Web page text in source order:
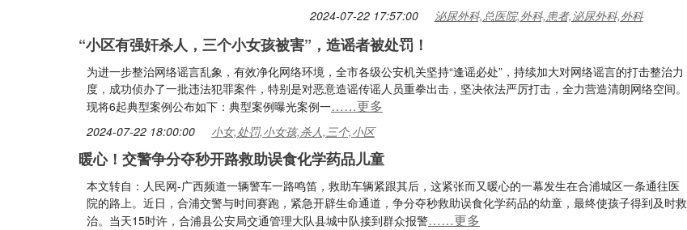
2024-07-22 17:57:00 泌尿外科,总医院,外科,患者,泌尿外科,外科
“小区有强奸杀人，三个小女孩被害”，造谣者被处罚！
为进一步整治网络谣言乱象，有效净化网络环境，全市各级公安机关坚持“逢谣必处”，持续加大对网络谣言的打击整治力
度，成功侦办了一批违法犯罪案件，特别是对恶意造谣传谣人员重拳出击，坚决依法严厉打击，全力营造清朗网络空间。
现将6起典型案例公布如下：典型案例曝光案例一……更多
2024-07-22 18:00:00 小女,处罚,小女孩,杀人,三个,小区
暖心！交警争分夺秒开路救助误食化学药品儿童
本文转自：人民网-广西频道一辆警车一路鸣笛，救助车辆紧跟其后，这紧张而又暖心的一幕发生在合浦城区一条通往医
院的路上。近日，合浦交警与时间赛跑，紧急开辟生命通道，争分夺秒救助误食化学药品的幼童，最终使孩子得到及时救
治。当天15时许，合浦县公安局交通管理大队县城中队接到群众报警……更多